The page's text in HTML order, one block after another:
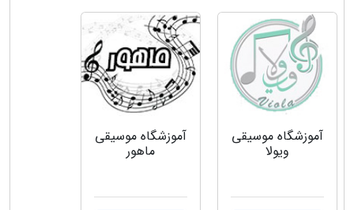
آموزشگاه موسیقی
ویولا
آموزشگاه موسیقی
ماهور